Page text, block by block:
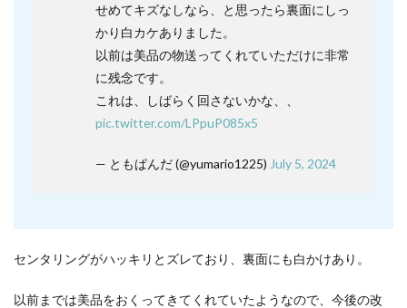
せめてキズなしなら、と思ったら裏面にしっ
かり白カケありました。
以前は美品の物送ってくれていただけに非常
に残念です。
これは、しばらく回さないかな、、
pic.twitter.com/LPpuP085x5
— ともぱんだ (@yumario1225) July 5, 2024
センタリングがハッキリとズレており、裏面にも白かけあり。
以前までは美品をおくってきてくれていたようなので、今後の改